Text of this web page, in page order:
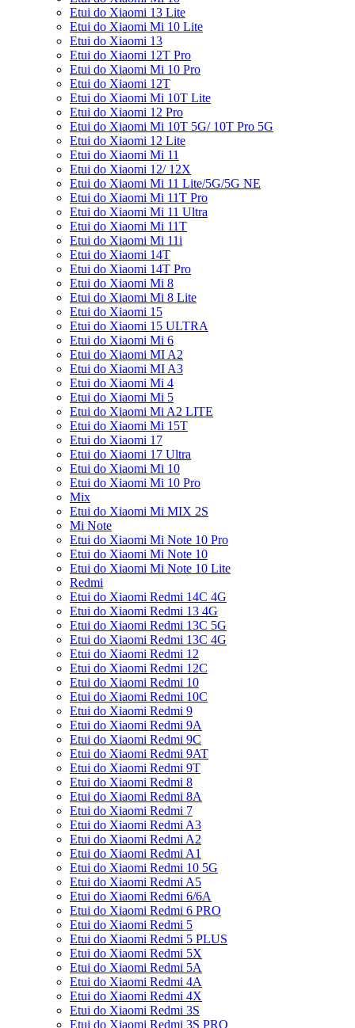
Etui do Xiaomi 13 Lite
Etui do Xiaomi Mi 10 Lite
Etui do Xiaomi 13
Etui do Xiaomi 12T Pro
Etui do Xiaomi Mi 10 Pro
Etui do Xiaomi 12T
Etui do Xiaomi Mi 10T Lite
Etui do Xiaomi 12 Pro
Etui do Xiaomi Mi 10T 5G/ 10T Pro 5G
Etui do Xiaomi 12 Lite
Etui do Xiaomi Mi 11
Etui do Xiaomi 12/ 12X
Etui do Xiaomi Mi 11 Lite/5G/5G NE
Etui do Xiaomi Mi 11T Pro
Etui do Xiaomi Mi 11 Ultra
Etui do Xiaomi Mi 11T
Etui do Xiaomi Mi 11i
Etui do Xiaomi 14T
Etui do Xiaomi 14T Pro
Etui do Xiaomi Mi 8
Etui do Xiaomi Mi 8 Lite
Etui do Xiaomi 15
Etui do Xiaomi 15 ULTRA
Etui do Xiaomi Mi 6
Etui do Xiaomi MI A2
Etui do Xiaomi MI A3
Etui do Xiaomi Mi 4
Etui do Xiaomi Mi 5
Etui do Xiaomi Mi A2 LITE
Etui do Xiaomi Mi 15T
Etui do Xiaomi 17
Etui do Xiaomi 17 Ultra
Etui do Xiaomi Mi 10
Etui do Xiaomi Mi 10 Pro
Mix
Etui do Xiaomi Mi MIX 2S
Mi Note
Etui do Xiaomi Mi Note 10 Pro
Etui do Xiaomi Mi Note 10
Etui do Xiaomi Mi Note 10 Lite
Redmi
Etui do Xiaomi Redmi 14C 4G
Etui do Xiaomi Redmi 13 4G
Etui do Xiaomi Redmi 13C 5G
Etui do Xiaomi Redmi 13C 4G
Etui do Xiaomi Redmi 12
Etui do Xiaomi Redmi 12C
Etui do Xiaomi Redmi 10
Etui do Xiaomi Redmi 10C
Etui do Xiaomi Redmi 9
Etui do Xiaomi Redmi 9A
Etui do Xiaomi Redmi 9C
Etui do Xiaomi Redmi 9AT
Etui do Xiaomi Redmi 9T
Etui do Xiaomi Redmi 8
Etui do Xiaomi Redmi 8A
Etui do Xiaomi Redmi 7
Etui do Xiaomi Redmi A3
Etui do Xiaomi Redmi A2
Etui do Xiaomi Redmi A1
Etui do Xiaomi Redmi 10 5G
Etui do Xiaomi Redmi A5
Etui do Xiaomi Redmi 6/6A
Etui do Xiaomi Redmi 6 PRO
Etui do Xiaomi Redmi 5
Etui do Xiaomi Redmi 5 PLUS
Etui do Xiaomi Redmi 5X
Etui do Xiaomi Redmi 5A
Etui do Xiaomi Redmi 4A
Etui do Xiaomi Redmi 4X
Etui do Xiaomi Redmi 3S
Etui do Xiaomi Redmi 3S PRO